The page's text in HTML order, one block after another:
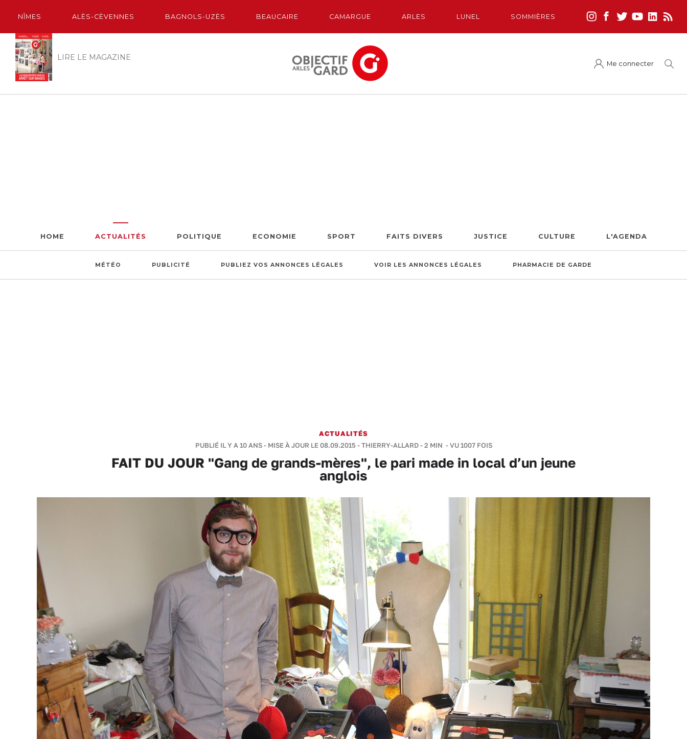
NÎMES ALÈS-CÈVENNES BAGNOLS-UZÈS BEAUCAIRE CAMARGUE ARLES LUNEL SOMMIÈRES
LIRE LE MAGAZINE
Me connecter
HOME ACTUALITÉS POLITIQUE ECONOMIE SPORT FAITS DIVERS JUSTICE CULTURE L'AGENDA
MÉTÉO PUBLICITÉ PUBLIEZ VOS ANNONCES LÉGALES VOIR LES ANNONCES LÉGALES PHARMACIE DE GARDE
ACTUALITÉS
PUBLIÉ IL Y A 10 ANS - MISE À JOUR LE 08.09.2015 -THIERRY-ALLARD-2 MIN - VU 1007 FOIS
FAIT DU JOUR "Gang de grands-mères", le pari made in local d’un jeune
anglois